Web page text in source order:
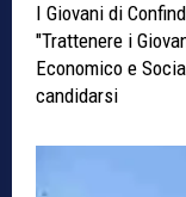
I Giovani di
"Trattenere i
Economico e
candidarsi